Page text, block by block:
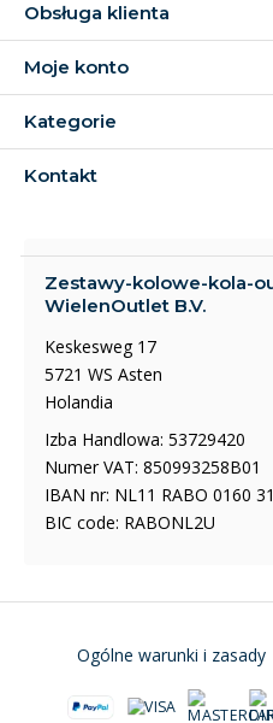
Obsługa klienta
Moje konto
Kategorie
Kontakt
Zestawy-kolowe-kola-
WielenOutlet B.V.
Keskesweg 17
5721 WS Asten
Holandia
Izba Handlowa: 53729420
Numer VAT: 850993258B01
IBAN nr: NL11 RABO 0160
BIC code: RABONL2U
Ogólne warunki i zasady